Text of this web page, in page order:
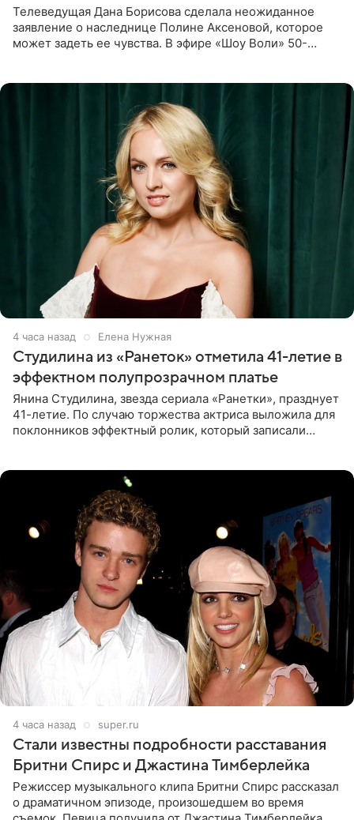
Телеведущая Дана Борисова сделала неожиданное
заявление о наследнице Полине Аксеновой, которое
может задеть ее чувства. В эфире «Шоу Воли» 50-
4 часа назад Елена Нужная
Студилина из «Ранеток» отметила 41-летие в
эффектном полупрозрачном платье
Янина Студилина, звезда сериала «Ранетки», празднует
41-летие. По случаю торжества актриса выложила для
поклонников эффектный ролик, который записали
4 часа назад super.ru
Стали известны подробности расставания
Бритни Спирс и Джастина Тимберлейка
Режиссер музыкального клипа Бритни Спирс рассказал
о драматичном эпизоде, произошедшем во время